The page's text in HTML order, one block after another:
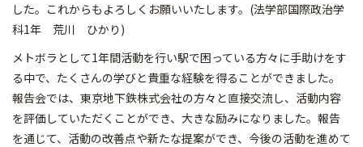
した。これからもよろしくお願いいたします。(法学部国際政治学
科1年 荒川 ひかり)
メトボラとして1年間活動を行い駅で困っている方々に手助けをす
る中で、たくさんの学びと貴重な経験を得ることができました。
報告会では、東京地下鉄株式会社の方々と直接交流し、活動内容
を評価していただくことができ、大きな励みになりました。報告
を通じて、活動の改善点や新たな提案ができ、今後の活動を進めて